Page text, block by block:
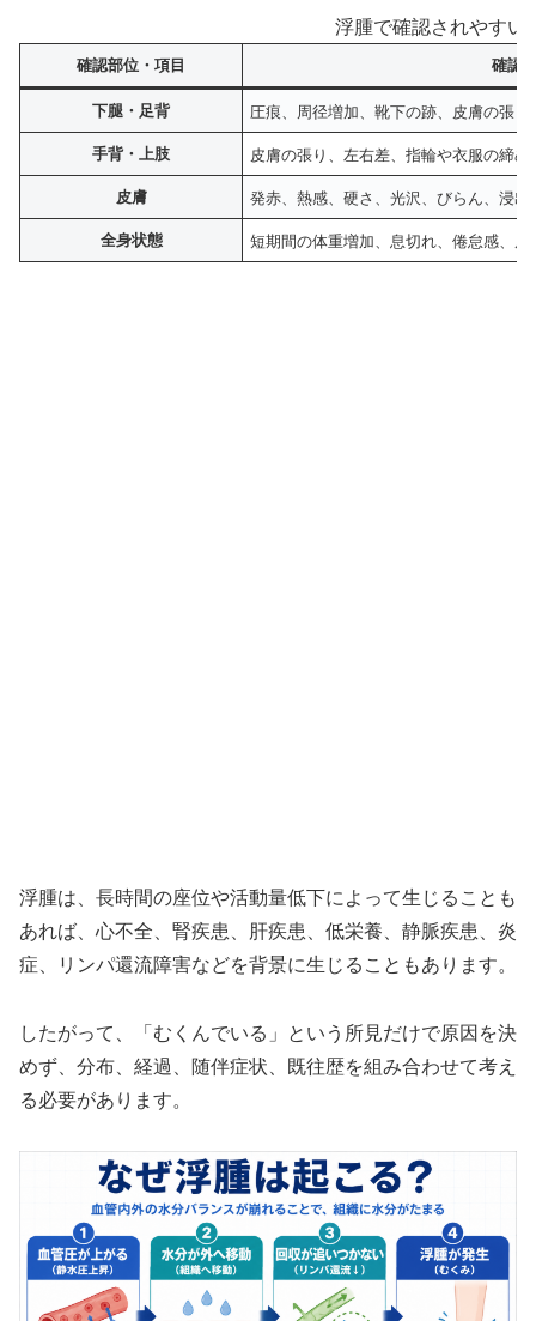
浮腫で確認されやすい
確認部位・項目 確認
下腿・足背 圧痕、周径増加、靴下の跡、皮膚の張り
手背・上肢 皮膚の張り、左右差、指輪や衣服の締め
皮膚 発赤、熱感、硬さ、光沢、びらん、浸出
全身状態 短期間の体重増加、息切れ、倦怠感、尿
浮腫は、長時間の座位や活動量低下によって生じることも
あれば、心不全、腎疾患、肝疾患、低栄養、静脈疾患、炎
症、リンパ還流障害などを背景に生じることもあります。
したがって、「むくんでいる」という所見だけで原因を決
めず、分布、経過、随伴症状、既往歴を組み合わせて考え
る必要があります。